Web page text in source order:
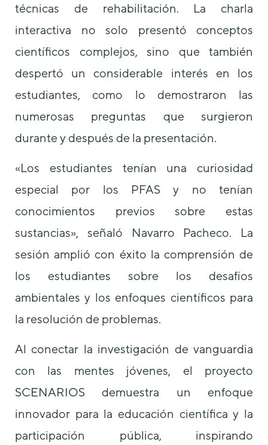
técnicas de rehabilitación. La charla
interactiva no solo presentó conceptos
científicos complejos, sino que también
despertó un considerable interés en los
estudiantes, como lo demostraron las
numerosas preguntas que surgieron
durante y después de la presentación.
«Los estudiantes tenían una curiosidad
especial por los PFAS y no tenían
conocimientos previos sobre estas
sustancias», señaló Navarro Pacheco. La
sesión amplió con éxito la comprensión de
los estudiantes sobre los desafíos
ambientales y los enfoques científicos para
la resolución de problemas.
Al conectar la investigación de vanguardia
con las mentes jóvenes, el proyecto
SCENARIOS demuestra un enfoque
innovador para la educación científica y la
participación pública, inspirando